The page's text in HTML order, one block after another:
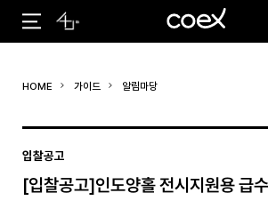
#코엑스 전시 #행사
HOME 가이드 알림마당
입찰공고
[입찰공고]인도양홀 전시지원용 급